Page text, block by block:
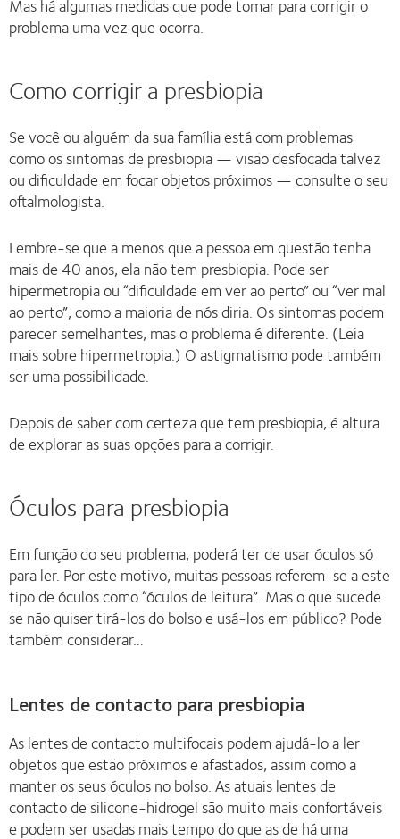
Mas há algumas medidas que pode tomar para corrigir o
problema uma vez que ocorra.
Como corrigir a presbiopia
Se você ou alguém da sua família está com problemas
como os sintomas de presbiopia — visão desfocada talvez
ou dificuldade em focar objetos próximos — consulte o seu
oftalmologista.
Lembre-se que a menos que a pessoa em questão tenha
mais de 40 anos, ela não tem presbiopia. Pode ser
hipermetropia ou “dificuldade em ver ao perto” ou “ver mal
ao perto”, como a maioria de nós diria. Os sintomas podem
parecer semelhantes, mas o problema é diferente. (Leia
mais sobre hipermetropia.) O astigmatismo pode também
ser uma possibilidade.
Depois de saber com certeza que tem presbiopia, é altura
de explorar as suas opções para a corrigir.
Óculos para presbiopia
Em função do seu problema, poderá ter de usar óculos só
para ler. Por este motivo, muitas pessoas referem-se a este
tipo de óculos como “óculos de leitura”. Mas o que sucede
se não quiser tirá-los do bolso e usá-los em público? Pode
também considerar…
Lentes de contacto para presbiopia
As lentes de contacto multifocais podem ajudá-lo a ler
objetos que estão próximos e afastados, assim como a
manter os seus óculos no bolso. As atuais lentes de
contacto de silicone-hidrogel são muito mais confortáveis
e podem ser usadas mais tempo do que as de há uma